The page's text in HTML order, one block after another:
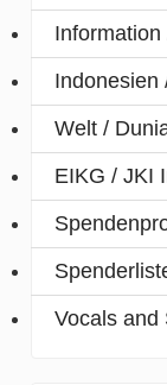
Indonesien
Welt /
EIKG / JKI
Vocals and